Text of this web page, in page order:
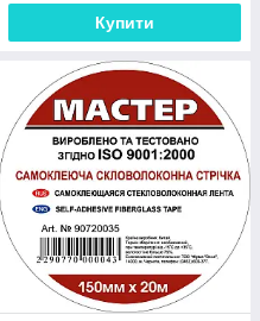
Купити